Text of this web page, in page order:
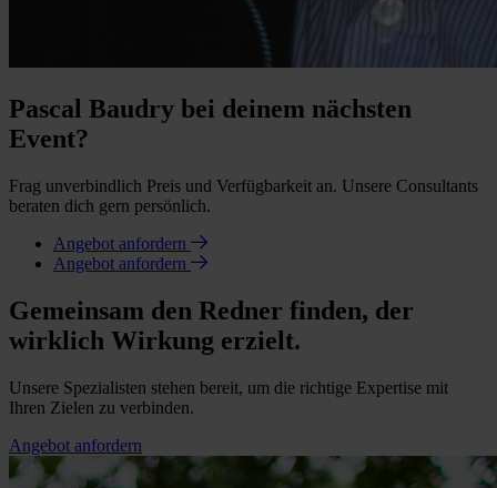
Pascal Baudry bei deinem nächsten
Event?
Frag unverbindlich Preis und Verfügbarkeit an. Unsere Consultants
beraten dich gern persönlich.
Angebot anfordern
Angebot anfordern
Gemeinsam den Redner finden, der
wirklich Wirkung erzielt.
Unsere Spezialisten stehen bereit, um die richtige Expertise mit
Ihren Zielen zu verbinden.
Angebot anfordern